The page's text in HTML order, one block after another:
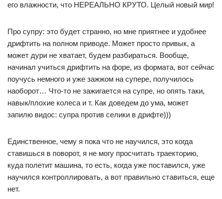
его влажности, что НЕРЕАЛЬНО КРУТО. Целый новый мир!
Про супру: это будет странно, но мне приятнее и удобнее
дрифтить на полном приводе. Может просто привык, а
может дури не хватает, будем разбираться. Вообще,
начинал учиться дрифтить на форе, из формата, вот сейчас
поучусь немного и уже зажжом на супере, получилось
наоборот… Что-то не зажигается на супре, но опять таки,
навык/плохие колеса и т. Как доведем до ума, может
запилю видос: супра против селики в дрифте)))
Единственное, чему я пока что не научился, это когда
ставишься в поворот, я не могу просчитать траекторию,
куда полетит машина, то есть, когда уже поставился, уже
научился контроллировать, а вот правильно ставиться, еще
нет.